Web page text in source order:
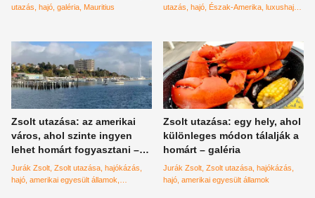
utazás hajó galéria Mauritius
utazás hajó Észak-Amerika luxushajó
Zsolt utazása: az amerikai
város, ahol szinte ingyen
lehet homárt fogyasztani –
galéria
Jurák Zsolt Zsolt utazása hajókázás
hajó amerikai egyesült államok
Zsolt utazása: egy hely, ahol
különleges módon tálalják a
homárt – galéria
Jurák Zsolt Zsolt utazása hajókázás
hajó amerikai egyesült államok